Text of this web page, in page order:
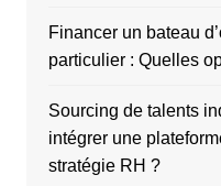
Financer un bateau
particulier : Quelles
Sourcing de talents
intégrer une
stratégie RH ?